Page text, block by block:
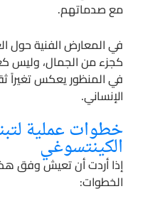
مع صدماتهم.
في المعارض الفنية حول
كجزء من الجمال، وليس
في المنظور يعكس تغيراً
الإنساني.
خطوات عملية
الكينتسوغي
إذا أردت أن تعيش وفق
الخطوات: